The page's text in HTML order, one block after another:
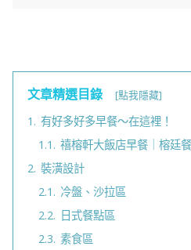
文章精選目錄 [點我隱藏]
1. 有好多好多早餐～在這裡！
1.1. 禧榕軒大飯店早餐｜榕廷
2. 裝潢設計
2.1. 冷盤、沙拉區
2.2. 日式餐點區
2.3. 素食區